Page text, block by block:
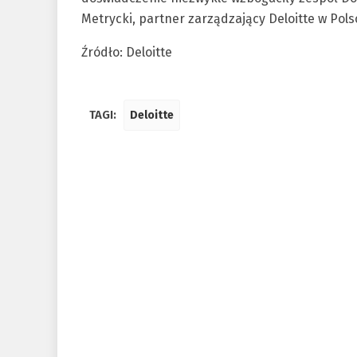
Metrycki, partner zarządzający Deloitte w
Źródło: Deloitte
TAGI: Deloitte